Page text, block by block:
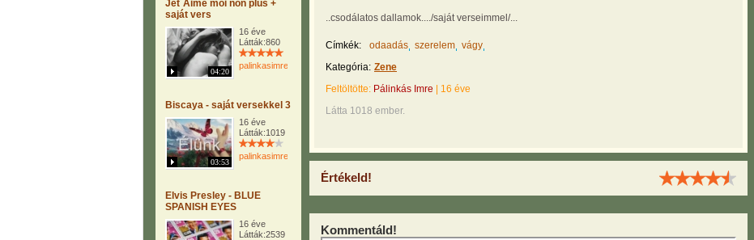
Jet´Aime moi non plus +
saját vers
04:20
16 éve
Látták:860
palinkasimre
Biscaya - saját versekkel 3
03:53
16 éve
Látták:1019
palinkasimre
Elvis Presley - BLUE
SPANISH EYES
16 éve
Látták:2539
..csodálatos dallamok..../saját verseimmel/...
Címkék: odaadás szerelem vágy
Kategória: Zene
Feltöltötte: Pálinkás Imre
16 éve
Látta 1018 ember.
Értékeld!
Kommentáld!